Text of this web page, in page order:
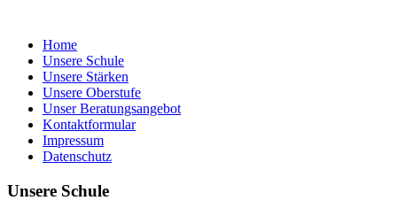
Home
Unsere Schule
Unsere Stärken
Unsere Oberstufe
Unser Beratungsangebot
Kontaktformular
Impressum
Datenschutz
Unsere Schule